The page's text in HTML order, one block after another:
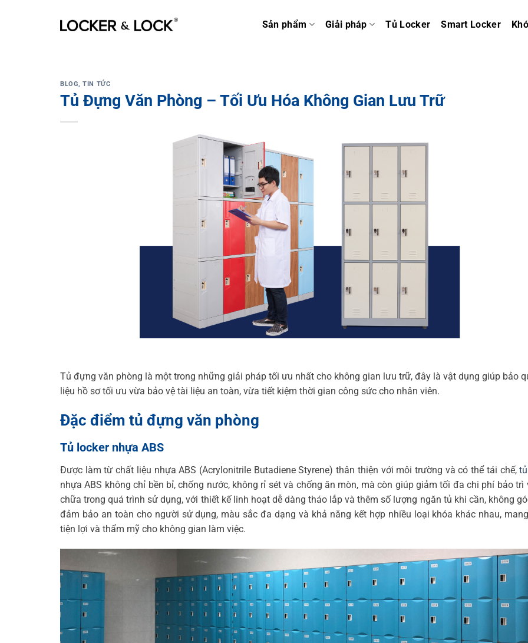
Sản phẩm Giải pháp Tủ Locker Smart Locker
BLOG,TIN TỨC
Tủ Đựng Văn Phòng – Tối Ưu Hóa Không Gian Lưu Trữ
Tủ đựng văn phòng là một trong những giải pháp tối ưu nhất cho không gian lưu trữ, đây là vật dụng giúp bảo
liệu hồ sơ tối ưu vừa bảo vệ tài liệu an toàn, vừa tiết kiệm thời gian công sức cho nhân viên.
Đặc điểm tủ đựng văn phòng
Tủ locker nhựa ABS
Được làm từ chất liệu nhựa ABS (Acrylonitrile Butadiene Styrene) thân thiện với môi trường và có thể tái chế,
nhựa ABS không chỉ bền bỉ, chống nước, không rỉ sét và chống ăn mòn, mà còn giúp giảm tối đa chi phí bảo trì
chữa trong quá trình sử dụng, với thiết kế linh hoạt dễ dàng tháo lắp và thêm số lượng ngăn tủ khi cần, không
đảm bảo an toàn cho người sử dụng, màu sắc đa dạng và khả năng kết hợp nhiều loại khóa khác nhau,
tiện lợi và thẩm mỹ cho không gian làm việc.